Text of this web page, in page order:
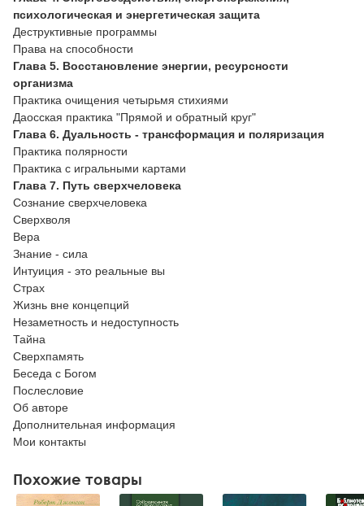
психологическая и энергетическая защита
Деструктивные программы
Права на способности
Глава 5. Восстановление энергии, ресурсности
организма
Практика очищения четырьмя стихиями
Даосская практика "Прямой и обратный круг"
Глава 6. Дуальность - трансформация и поляризация
Практика полярности
Практика с игральными картами
Глава 7. Путь сверхчеловека
Сознание сверхчеловека
Сверхволя
Вера
Знание - сила
Интуиция - это реальные вы
Страх
Жизнь вне концепций
Незаметность и недоступность
Тайна
Сверхпамять
Беседа с Богом
Послесловие
Об авторе
Дополнительная информация
Мои контакты
Похожие товары